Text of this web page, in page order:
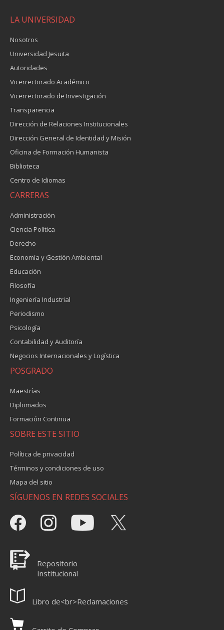
LA UNIVERSIDAD
Nosotros
Universidad Jesuita
Autoridades
Vicerrectorado Académico
Vicerrectorado de Investigación
Transparencia
Dirección de Relaciones Institucionales
Dirección General de Identidad y Misión
Oficina de Formación Humanista
Biblioteca
Centro de Idiomas
CARRERAS
Administración
Ciencia Política
Derecho
Economía y Gestión Ambiental
Educación
Filosofía
Ingeniería Industrial
Periodismo
Psicología
Contabilidad y Auditoría
Negocios Internacionales y Logística
POSGRADO
Maestrías
Diplomados
Formación Continua
SOBRE ESTE SITIO
Política de privacidad
Términos y condiciones de uso
Mapa del sitio
SÍGUENOS EN REDES SOCIALES
Repositorio
Institucional
Libro de<br>Reclamaciones